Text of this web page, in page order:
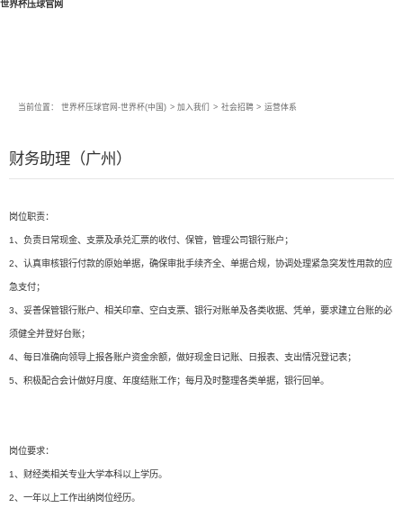
世界杯压球官网
当前位置： 世界杯压球官网-世界杯(中国) > 加入我们 > 社会招聘 > 运营体系
财务助理（广州）
岗位职责：
1、负责日常现金、支票及承兑汇票的收付、保管，管理公司银行账户；
2、认真审核银行付款的原始单据，确保审批手续齐全、单据合规，协调处理紧急突发性用款的应
急支付；
3、妥善保管银行账户、相关印章、空白支票、银行对账单及各类收据、凭单，要求建立台账的必
须健全并登好台账；
4、每日准确向领导上报各账户资金余额，做好现金日记账、日报表、支出情况登记表；
5、积极配合会计做好月度、年度结账工作；每月及时整理各类单据，银行回单。
岗位要求：
1、财经类相关专业大学本科以上学历。
2、一年以上工作出纳岗位经历。